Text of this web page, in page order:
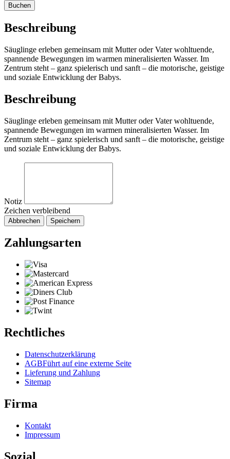
Buchen
Beschreibung
Säuglinge erleben gemeinsam mit Mutter oder Vater wohltuende,
spannende Bewegungen im warmen mineralisierten Wasser. Im
Zentrum steht – ganz spielerisch und sanft – die motorische, geistige
und soziale Entwicklung der Babys.
Beschreibung
Säuglinge erleben gemeinsam mit Mutter oder Vater wohltuende,
spannende Bewegungen im warmen mineralisierten Wasser. Im
Zentrum steht – ganz spielerisch und sanft – die motorische, geistige
und soziale Entwicklung der Babys.
Notiz
Zeichen verbleibend
Abbrechen Speichern
Zahlungsarten
Rechtliches
Datenschutzerklärung
AGBFührt auf eine externe Seite
Lieferung und Zahlung
Sitemap
Firma
Kontakt
Impressum